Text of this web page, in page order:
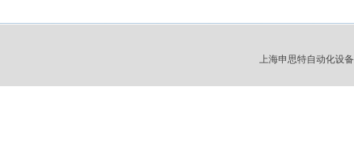
上海申思特自动化设